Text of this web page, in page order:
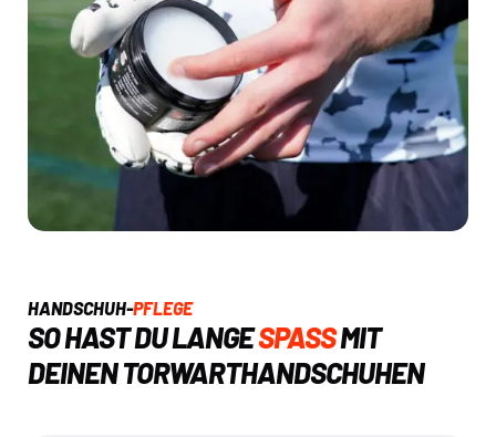
HANDSCHUH-PFLEGE
SO HAST DU LANGESPASS MIT
DEINEN TORWARTHANDSCHUHEN